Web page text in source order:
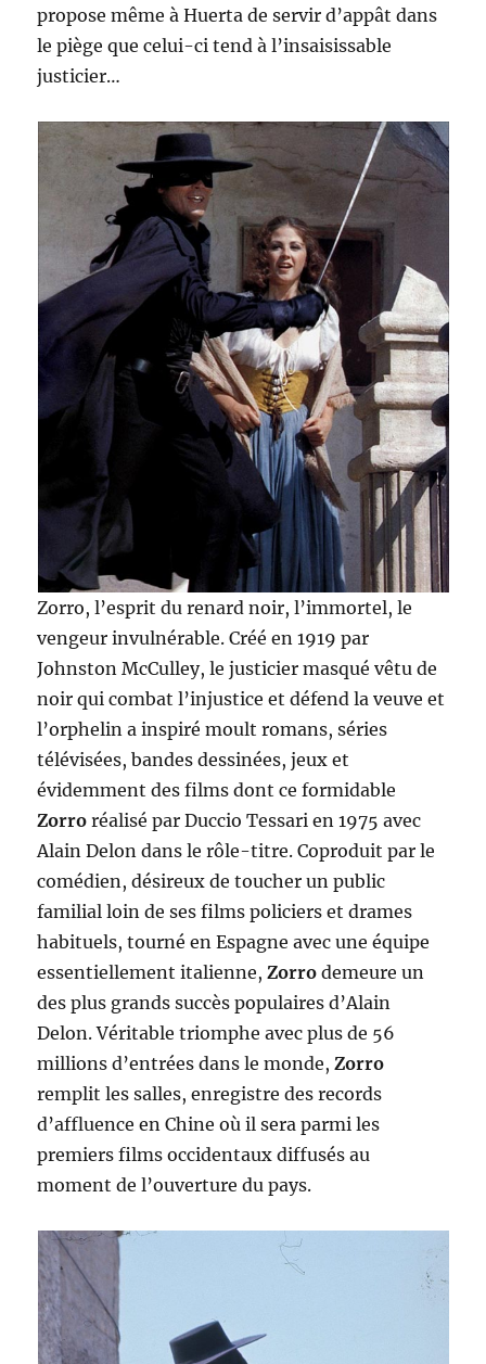
propose même à Huerta de servir d’appât dans
le piège que celui-ci tend à l’insaisissable
justicier…
Zorro, l’esprit du renard noir, l’immortel, le
vengeur invulnérable. Créé en 1919 par
Johnston McCulley, le justicier masqué vêtu de
noir qui combat l’injustice et défend la veuve et
l’orphelin a inspiré moult romans, séries
télévisées, bandes dessinées, jeux et
évidemment des films dont ce formidable
Zorro réalisé par Duccio Tessari en 1975 avec
Alain Delon dans le rôle-titre. Coproduit par le
comédien, désireux de toucher un public
familial loin de ses films policiers et drames
habituels, tourné en Espagne avec une équipe
essentiellement italienne,Zorro demeure un
des plus grands succès populaires d’Alain
Delon. Véritable triomphe avec plus de 56
millions d’entrées dans le monde,Zorro
remplit les salles, enregistre des records
d’affluence en Chine où il sera parmi les
premiers films occidentaux diffusés au
moment de l’ouverture du pays.